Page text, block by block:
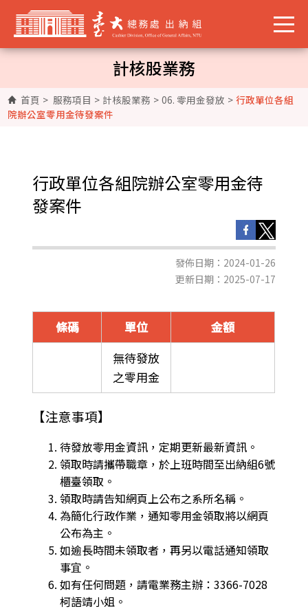
計核股業務
首頁 > 服務項目 > 計核股業務 > 06. 零用金發放 > 行政單位各組
院辦公室零用金待發案件
行政單位各組院辦公室零用金待
發案件
發佈日期：2024-01-26
更新日期：2025-07-17
條碼 單位
金額
無待發放
之零用金
【注意事項】
待發放零用金資訊，定期更新最新資訊。
領取時請攜帶職章，於上班時間至出納組6號
櫃臺領取。
領取時請告知網頁上公布之系所名稱。
為簡化行政作業，通知零用金領取將以網頁
公布為主。
如逾長時間未領取者，再另以電話通知領取
事宜。
如有任何問題，請電業務主辦：3366-7028
柯語靖小姐。